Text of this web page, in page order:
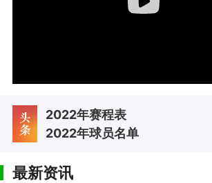
2022年赛程表
2022年球员名单
最新资讯